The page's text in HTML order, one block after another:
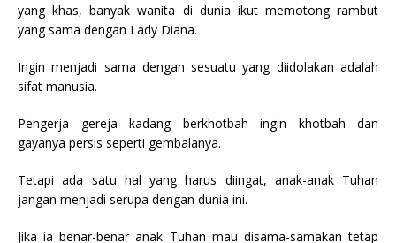
yang khas, banyak wanita di dunia ikut memotong rambut
yang sama dengan Lady Diana.
Ingin menjadi sama dengan sesuatu yang diidolakan adalah
sifat manusia.
Pengerja gereja kadang berkhotbah ingin khotbah dan
gayanya persis seperti gembalanya.
Tetapi ada satu hal yang harus diingat, anak-anak Tuhan
jangan menjadi serupa dengan dunia ini.
Jika ia benar-benar anak Tuhan mau disama-samakan tetap